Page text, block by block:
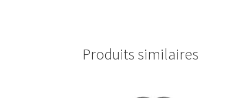
Produits similaires